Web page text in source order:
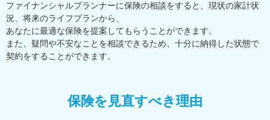
ファイナンシャルプランナーに保険の相談をすると、現状の家計状
況、将来のライフプランから、
あなたに最適な保険を提案してもらうことができます。
また、疑問や不安なことを相談できるため、十分に納得した状態で
契約をすることができます。
保険を見直すべき理由